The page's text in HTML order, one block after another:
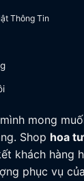
Thông Tin
mong
Shop hoa
khách hàng
phục vụ